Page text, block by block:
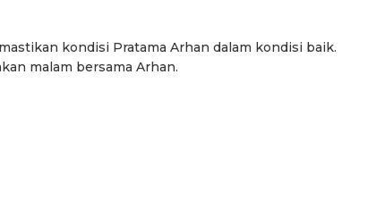
kondisi Pratama Arhan dalam kondisi baik.
malam bersama Arhan.